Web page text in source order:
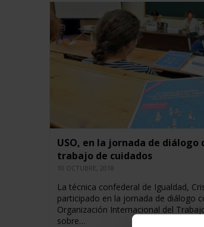
USO, en la jornada de diálogo
trabajo de cuidados
10 OCTUBRE, 2018
La técnica confederal de Igualdad,
participado en la jornada de diálogo
Organización Internacional del
sobre…